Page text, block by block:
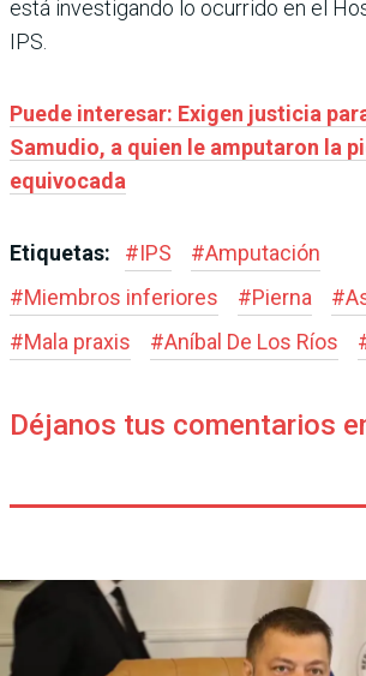
está investigando lo ocurrido en el
IPS.
Puede interesar: Exigen justicia
Samudio, a quien le amputaron la
equivocada
Etiquetas: #IPS #Amputación
#Miembros inferiores #Pierna #
#Mala praxis #Aníbal De Los Ríos
Déjanos tus comentarios